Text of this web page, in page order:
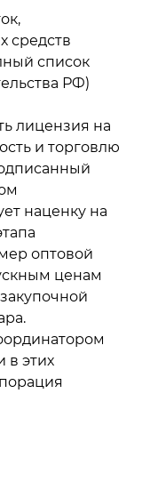
средств
список
РФ)
лицензия на
и торговлю
наценку на
оптовой
ценам
в этих